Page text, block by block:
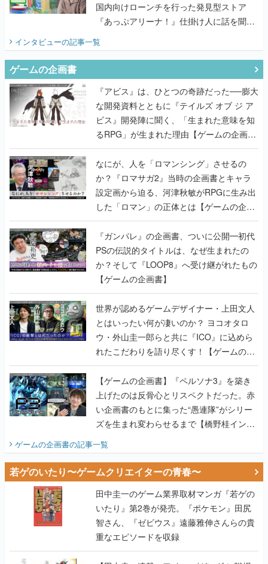
国内向けローンチを行った発見型ストア
『あっぷアリーナ！』仕掛け人に話を聞い
てみた
インタビューの記事一覧
ゲームの企画書
『アビス』は、ひとつの奇跡だった──膨大
な開発資料とともに『テイルズ オブ ジ ア
ビス』開発陣に聞く、「生まれた意味を知
るRPG」が生まれた理由【ゲームの企画
書】
なにが、人を「ロマンシング」させるの
か？『ロマサガ2』当時の企画書とキャラ
設定画から迫る、河津秋敏がRPGに生み出
した「ロマン」の正体とは【ゲームの企画
書】
『ガンパレ』の企画書、ついに公開━初代
PSの伝説的タイトルは、なぜ生まれたの
か？そして『LOOP8』へ受け継がれたもの
【ゲームの企画書】
世界が認めるゲームデザイナー・上田文人
とはいったい何が凄いのか？ ヨコオタロ
ウ・外山圭一郎らと共に『ICO』に込めら
れたこだわりを語り尽くす！【ゲームの企
画書】
【ゲームの企画書】『ペルソナ3』を築き
上げたのは反骨心とリスペクトだった。赤
い企画書のもとに集った“愚連隊”がシリー
ズを生まれ変わらせるまで【橋野桂インタ
ビュー】
ゲームの企画書の記事一覧
若ゲのいたり〜ゲームクリエイターの青春〜
田中圭一のゲーム業界取材マンガ『若ゲの
いたり』第2巻が発売。『ポケモン』田尻
智さん、『ゼビウス』遠藤雅伸さんらの貴
重なエピソードを収録